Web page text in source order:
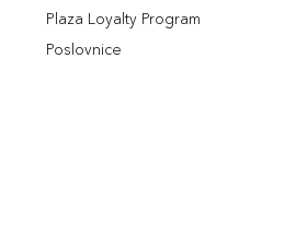
Plaza Loyalty Program
Poslovnice